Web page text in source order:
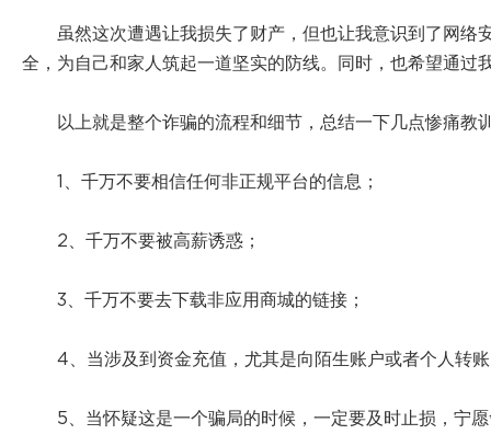
虽然这次遭遇让我损失了财产，但也让我意识到了网络
全，为自己和家人筑起一道坚实的防线。同时，也希望通
以上就是整个诈骗的流程和细节，总结一下几点惨痛教
1、千万不要相信任何非正规平台的信息；
2、千万不要被高薪诱惑；
3、千万不要去下载非应用商城的链接；
4、当涉及到资金充值，尤其是向陌生账户或者个人转
5、当怀疑这是一个骗局的时候，一定要及时止损，宁